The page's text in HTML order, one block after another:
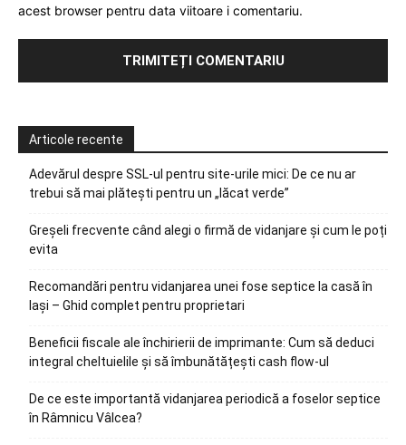
acest browser pentru data viitoare i comentariu.
Articole recente
Adevărul despre SSL-ul pentru site-urile mici: De ce nu ar
trebui să mai plătești pentru un „lăcat verde”
Greșeli frecvente când alegi o firmă de vidanjare și cum le poți
evita
Recomandări pentru vidanjarea unei fose septice la casă în
Iași – Ghid complet pentru proprietari
Beneficii fiscale ale închirierii de imprimante: Cum să deduci
integral cheltuielile și să îmbunătățești cash flow-ul
De ce este importantă vidanjarea periodică a foselor septice
în Râmnicu Vâlcea?